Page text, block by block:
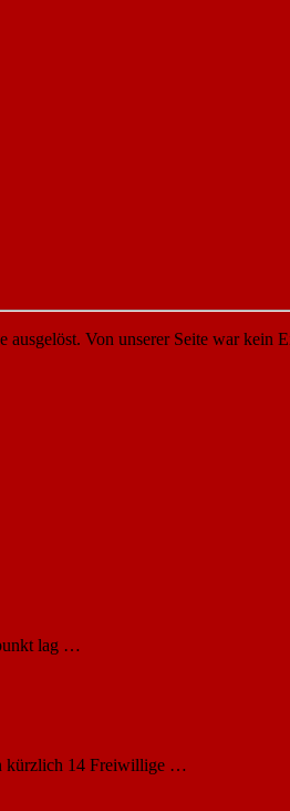
Von unserer Seite war kein
lag …
kürzlich 14 Freiwillige …